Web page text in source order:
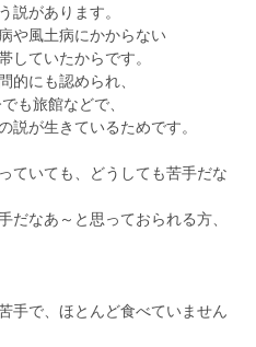
説があります。
や風土病にかからない
していたからです。
的にも認められ、
も旅館などで、
説が生きているためです。
ていても、どうしても苦手だな
だなあ～と思っておられる方、
手で、ほとんど食べていません